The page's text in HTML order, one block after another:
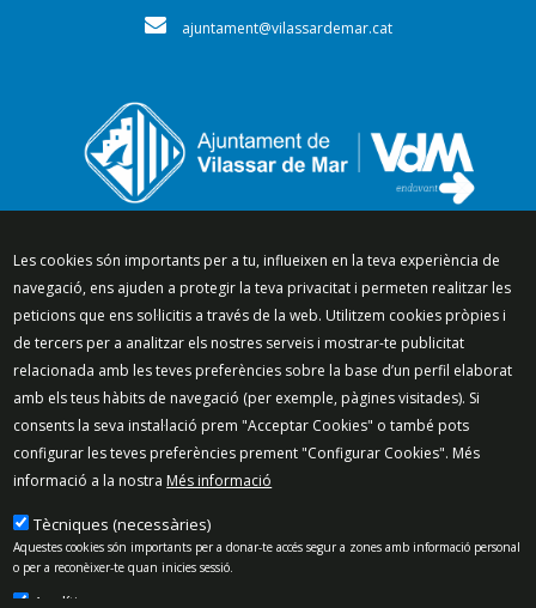
ajuntament@vilassardemar.cat
Segueix-nos a:
Mapa del lloc
Política de Privacitat
Política de Xarxes Socials
Política de cookies
Protecció de dades
Avís legal
Contacte
Preguntes freqüents
© 2025 - Ajuntament de Vilassar de Mar
Les cookies són importants per a tu, influeixen en la teva experiència de
navegació, ens ajuden a protegir la teva privacitat i permeten realitzar les
peticions que ens sol·licitis a través de la web. Utilitzem cookies pròpies i
de tercers per a analitzar els nostres serveis i mostrar-te publicitat
relacionada amb les teves preferències sobre la base d’un perfil elaborat
amb els teus hàbits de navegació (per exemple, pàgines visitades). Si
consents la seva instal·lació prem "Acceptar Cookies" o també pots
configurar les teves preferències prement "Configurar Cookies". Més
informació a la nostra Més informació
Tècniques (necessàries)
Aquestes cookies són importants per a donar-te accés segur a zones amb informació personal
o per a reconèixer-te quan inicies sessió.
Analítiques